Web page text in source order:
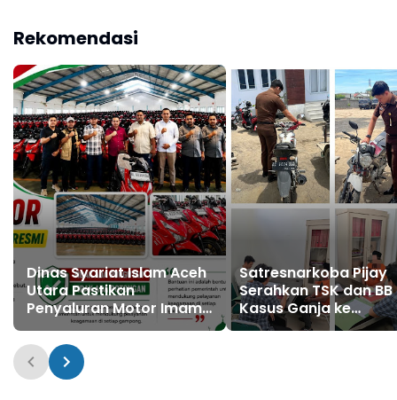
Rekomendasi
Dinas Syariat Islam Aceh
Utara Pastikan
Penyaluran Motor Imam
Gampong Bebas
Pungutan
Satresnarkoba Pijay
Serahkan TSK dan BB
Kasus Ganja ke
Kejaksaan